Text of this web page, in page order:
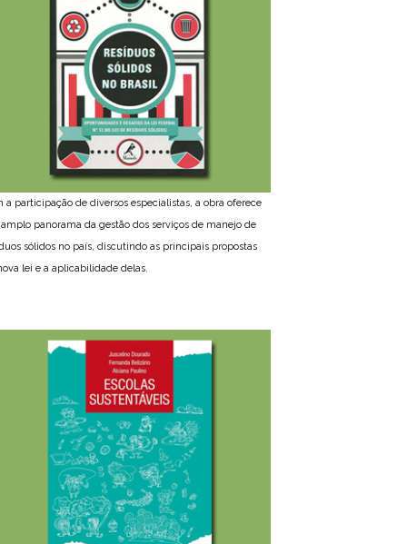
a participação de diversos especialistas, a obra oferece
panorama da gestão dos serviços de manejo de
sólidos no país, discutindo as principais propostas
lei e a aplicabilidade delas.